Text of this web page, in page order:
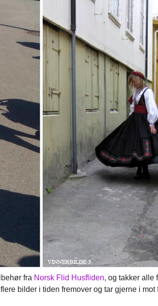
fra Norsk Flid Husfliden, og takker alle
bilder i tiden fremover og tar gjerne i